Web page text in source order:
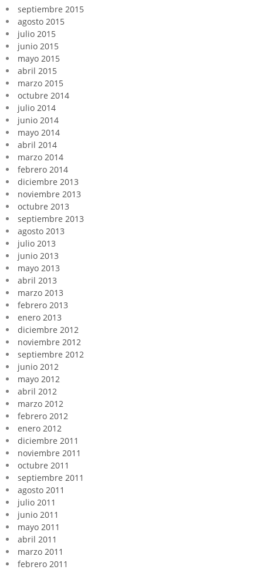
septiembre 2015
agosto 2015
julio 2015
junio 2015
mayo 2015
abril 2015
marzo 2015
octubre 2014
julio 2014
junio 2014
mayo 2014
abril 2014
marzo 2014
febrero 2014
diciembre 2013
noviembre 2013
octubre 2013
septiembre 2013
agosto 2013
julio 2013
junio 2013
mayo 2013
abril 2013
marzo 2013
febrero 2013
enero 2013
diciembre 2012
noviembre 2012
septiembre 2012
junio 2012
mayo 2012
abril 2012
marzo 2012
febrero 2012
enero 2012
diciembre 2011
noviembre 2011
octubre 2011
septiembre 2011
agosto 2011
julio 2011
junio 2011
mayo 2011
abril 2011
marzo 2011
febrero 2011